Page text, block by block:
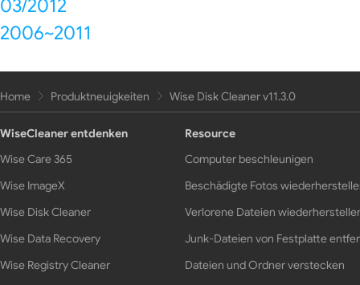
03/2012
2006~2011
Home Produktneuigkeiten Wise Disk Cleaner v11.3.0
WiseCleaner entdenken
Wise Care 365
Wise ImageX
Wise Disk Cleaner
Wise Data Recovery
Wise Registry Cleaner
Resource
Computer beschleunigen
Beschädigte Fotos
Verlorene Dateien
Junk-Dateien von Festplatte
Dateien und Ordner verstecken